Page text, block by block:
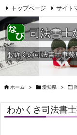
トップページ サイト
当HPへの問合せ
司法書士
お近くの司法書士事
 ホーム > 愛知県 > 
わかくさ司法書